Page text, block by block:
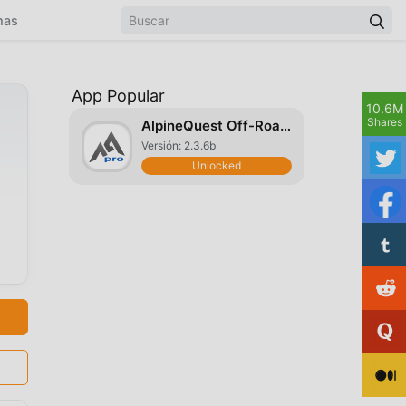
App Popular
AlpineQuest Off-Road Explorer
Versión: 2.3.6b
Unlocked
10.6M
Shares